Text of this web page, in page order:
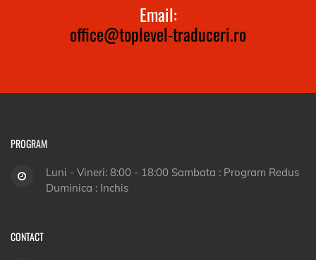
Email:
office@toplevel-traduceri.ro
PROGRAM
Luni - Vineri: 8:00 - 18:00 Sambata : Program Redus
Duminica : Inchis
CONTACT